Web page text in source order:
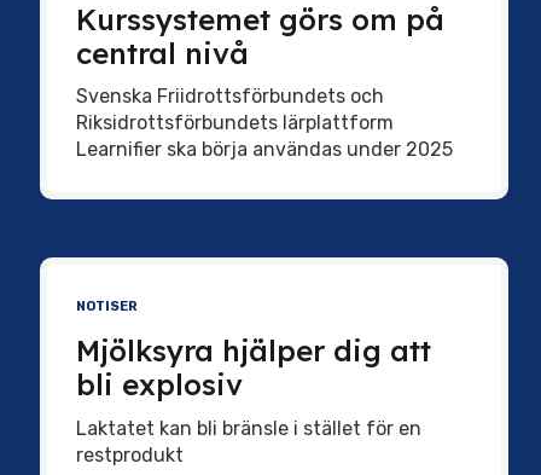
Kurssystemet görs om på
central nivå
Svenska Friidrottsförbundets och
Riksidrottsförbundets lärplattform
Learnifier ska börja användas under 2025
NOTISER
Mjölksyra hjälper dig att
bli explosiv
Laktatet kan bli bränsle i stället för en
restprodukt